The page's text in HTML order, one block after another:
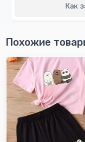
Как
Похожие